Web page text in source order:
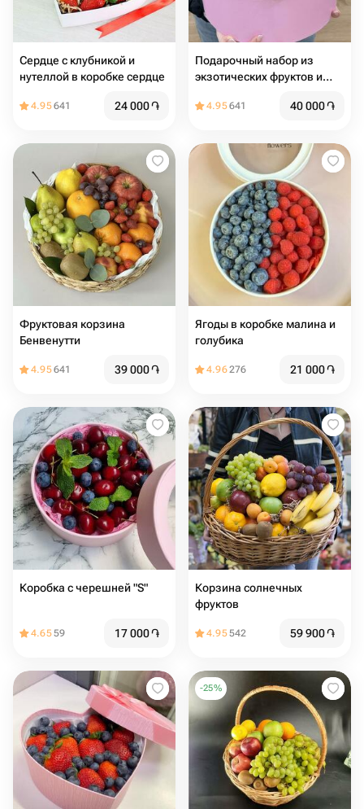
Сердце с клубникой и
нутеллой в коробке сердце
4.95641 24 000֏
Подарочный набор из
экзотических фруктов и
4.95641 40 000֏
Фруктовая корзина
Бенвенутти
4.95641 39 000֏
Ягоды в коробке малина и
голубика
4.96276 21 000֏
Коробка с черешней "S"
4.6559 17 000֏
Корзина солнечных
фруктов
4.95542 59 900֏
-25%